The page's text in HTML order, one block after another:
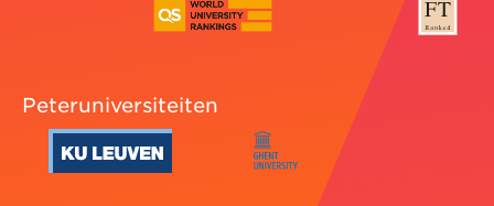
Peteruniversiteiten